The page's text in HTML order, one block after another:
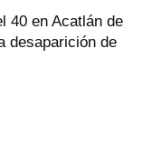
40 en Acatlán de
desaparición de